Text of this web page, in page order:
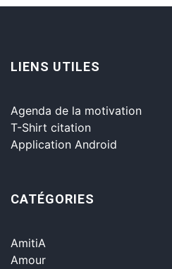
LIENS UTILES
Agenda de la motivation
T-Shirt citation
Application Android
CATÉGORIES
AmitiA
Amour